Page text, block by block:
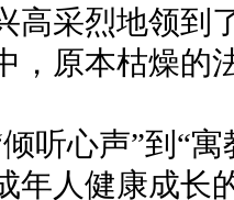
高采烈地领到
，原本枯燥的
心声”到“寓
年人健康成长